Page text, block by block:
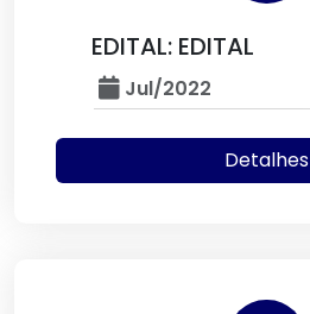
EDITAL: EDITAL
Jul/2022
Detalhes